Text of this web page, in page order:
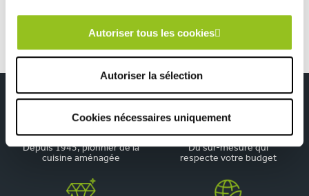
Autoriser tous les cookies
Autoriser la sélection
Cookies nécessaires uniquement
Depuis 1945, pionnier de la
cuisine aménagée
Du sur-mesure qui
respecte votre budget